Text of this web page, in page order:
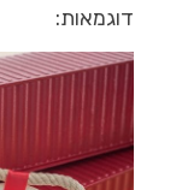
דוגמאות: